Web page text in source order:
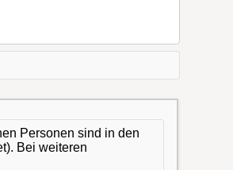
Personen sind in den
Bei weiteren